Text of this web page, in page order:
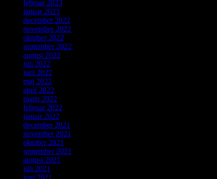
februar 2023
januar 2023
december 2022
november 2022
oktober 2022
september 2022
august 2022
juli 2022
juni 2022
maj 2022
april 2022
marts 2022
februar 2022
januar 2022
december 2021
november 2021
oktober 2021
september 2021
august 2021
juli 2021